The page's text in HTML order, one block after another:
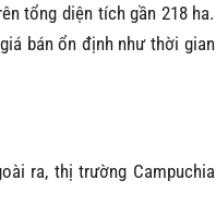
tổng diện tích gần 218 ha.
bán ổn định như thời gian
ra, thị trường Campuchia